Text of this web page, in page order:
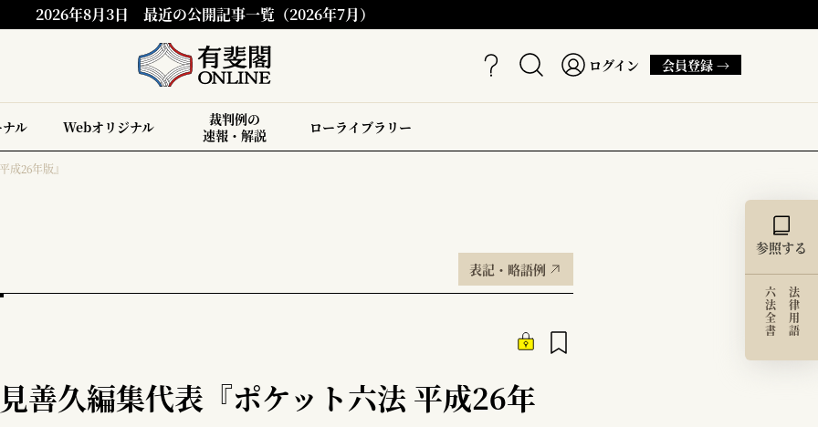
2026年8月3日 最近の公開記事一覧（2026年7月）
ログイン 会員登録 →
ル Webオリジナル
裁判例の
速報・解説
ローライブラリー
成26年版』
表記・略語例
善久編集代表『ポケット六法 平成26年
参照する
法律用語
六法全書